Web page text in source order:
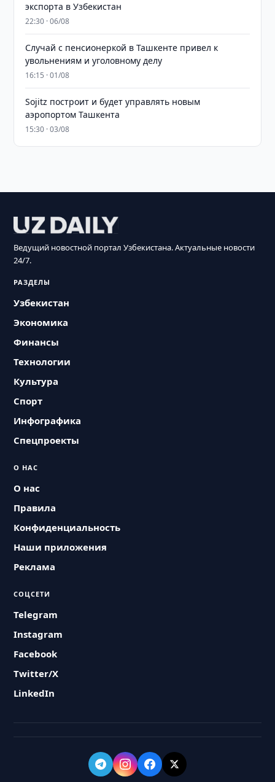
экспорта в Узбекистан
22:30 · 06/08
Случай с пенсионеркой в Ташкенте привел к
увольнениям и уголовному делу
16:15 · 01/08
Sojitz построит и будет управлять новым
аэропортом Ташкента
15:30 · 03/08
Ведущий новостной портал Узбекистана. Актуальные новости
24/7.
РАЗДЕЛЫ
Узбекистан
Экономика
Финансы
Технологии
Культура
Спорт
Инфографика
Спецпроекты
О НАС
О нас
Правила
Конфиденциальность
Наши приложения
Реклама
СОЦСЕТИ
Telegram
Instagram
Facebook
Twitter/X
LinkedIn